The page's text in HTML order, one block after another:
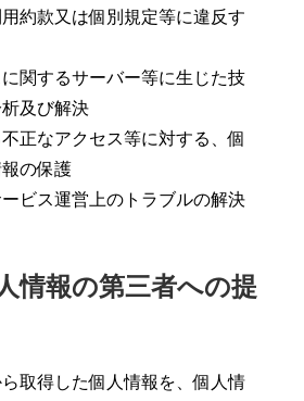
約款又は個別規定等に違反す
関するサーバー等に生じた技
及び解決
正なアクセス等に対する、個
の保護
ビス運営上のトラブルの解決
情報の第三者への提
取得した個人情報を、個人情